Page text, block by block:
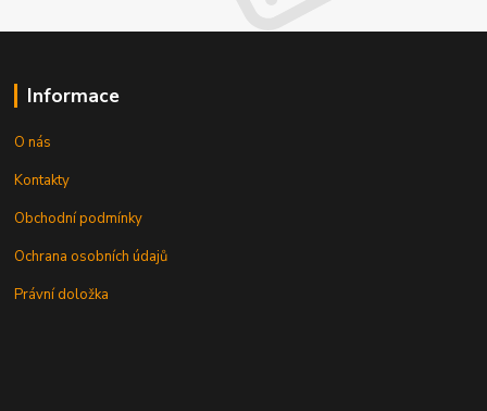
Informace
O nás
Kontakty
Obchodní podmínky
Ochrana osobních údajů
Právní doložka